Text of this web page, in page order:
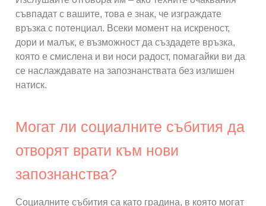
съвпадат с вашите, това е знак, че изграждате
връзка с потенциал. Всеки момент на искреност,
дори и малък, е възможност да създадете връзка,
която е смислена и ви носи радост, помагайки ви да
се наслаждавате на запознанствата без излишен
натиск.
Могат ли социалните събития да
отворят врати към нови
запознанства?
Социалните събития са като градина, в която могат